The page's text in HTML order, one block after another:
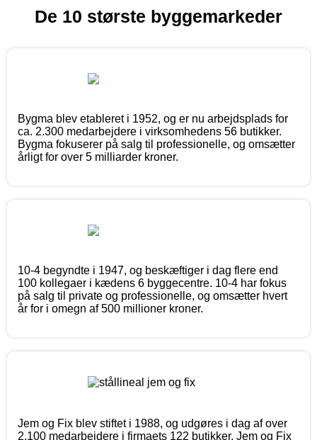
De 10 største byggemarkeder
Bygma blev etableret i 1952, og er nu arbejdsplads for
ca. 2.300 medarbejdere i virksomhedens 56 butikker.
Bygma fokuserer på salg til professionelle, og omsætter
årligt for over 5 milliarder kroner.
10-4 begyndte i 1947, og beskæftiger i dag flere end
100 kollegaer i kædens 6 byggecentre. 10-4 har fokus
på salg til private og professionelle, og omsætter hvert
år for i omegn af 500 millioner kroner.
Jem og Fix blev stiftet i 1988, og udgøres i dag af over
2.100 medarbejdere i firmaets 122 butikker. Jem og Fix